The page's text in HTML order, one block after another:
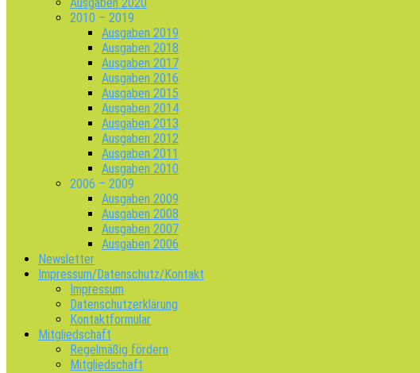
2010 – 2019
Ausgaben 2019
Ausgaben 2018
Ausgaben 2017
Ausgaben 2016
Ausgaben 2015
Ausgaben 2014
Ausgaben 2013
Ausgaben 2012
Ausgaben 2011
Ausgaben 2010
2006 – 2009
Ausgaben 2009
Ausgaben 2008
Ausgaben 2007
Ausgaben 2006
Newsletter
Impressum/Datenschutz/Kontakt
Impressum
Datenschutzerklärung
Kontaktformular
Mitgliedschaft
Regelmäßig fördern
Mitgliedschaft